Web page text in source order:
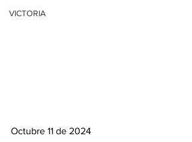
VICTORIA
Octubre 11 de 2024